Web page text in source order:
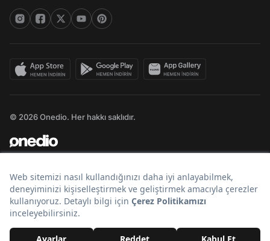
© 2026 Onedio. Her hakkı saklıdır.
Bir markasıdır.